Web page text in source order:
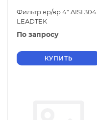
Фильтр вр/вр 4" AISI 304
LEADTEK
По запросу
КУПИТЬ